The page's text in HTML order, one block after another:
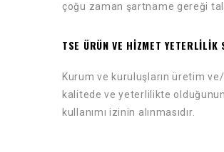
çoğu zaman şartname gereği
TSE ÜRÜN VE HIZMET
Kurum ve kuruluşların üretim
kalitede ve yeterlilikte
kullanımı izinin alınmasıdır.